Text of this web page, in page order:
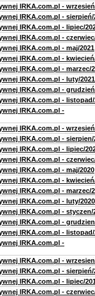
IRKA.com.pl -
IRKA.com.pl - sierpień/
IRKA.com.pl - lipiec/
IRKA.com.pl -
IRKA.com.pl - maj/2021
IRKA.com.pl -
IRKA.com.pl - marzec/
IRKA.com.pl - luty/2021
IRKA.com.pl -
IRKA.com.pl - listopad/
IRKA.com.pl -
IRKA.com.pl -
IRKA.com.pl - sierpien/
IRKA.com.pl - lipiec/
IRKA.com.pl -
IRKA.com.pl - maj/2020
IRKA.com.pl -
IRKA.com.pl - marzec/
IRKA.com.pl - luty/2020
IRKA.com.pl - styczen/
IRKA.com.pl -
IRKA.com.pl - listopad/
IRKA.com.pl -
IRKA.com.pl -
IRKA.com.pl - sierpień/
IRKA.com.pl - lipiec/
IRKA.com.pl -